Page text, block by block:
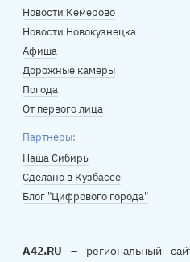
Новости Кемерово
Новости Новокузнецка
Афиша
Дорожные камеры
Погода
От первого лица
Партнеры:
Наша Сибирь
Сделано в Кузбассе
Блог "Цифрового города"
A42.RU – региональный